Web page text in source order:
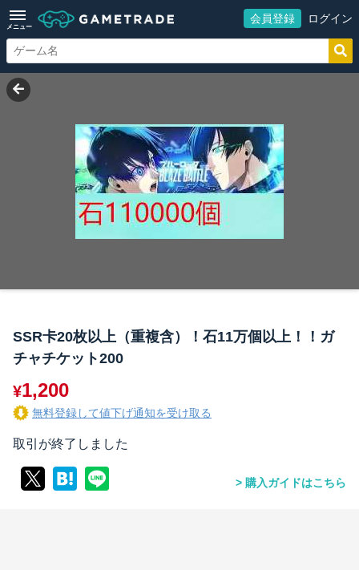
メニュー
会員登録 ログイン
SSR卡20枚以上（重複含）！石11万個以上！！ガ
チャチケット200
¥1,200
無料登録して値下げ通知を受け取る
取引が終了しました
購入ガイドはこちら